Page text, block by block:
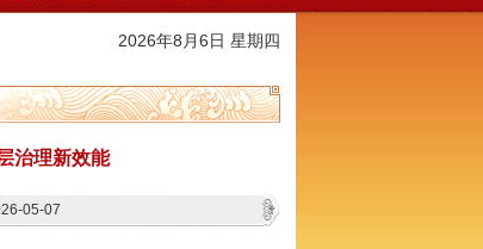
2026年8月6日 星期四
治理新效能
05-07